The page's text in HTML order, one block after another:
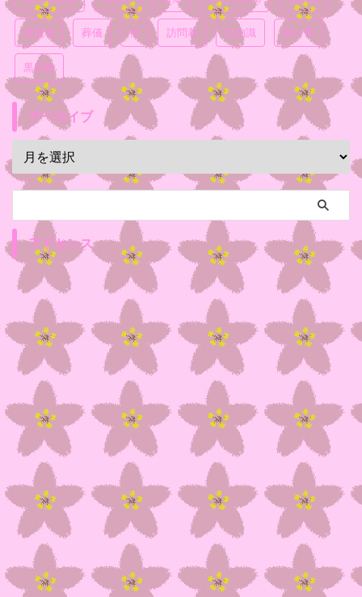
色無地 葬儀 袴 訪問着 豆知識 飾り帯
黒留袖
アーカイブ
アドセンス